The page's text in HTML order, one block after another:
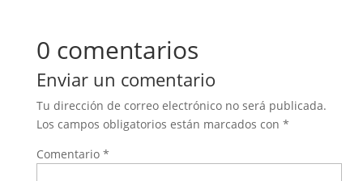
0 comentarios
Enviar un comentario
Tu dirección de correo electrónico no será publicada.
Los campos obligatorios están marcados con *
Comentario *